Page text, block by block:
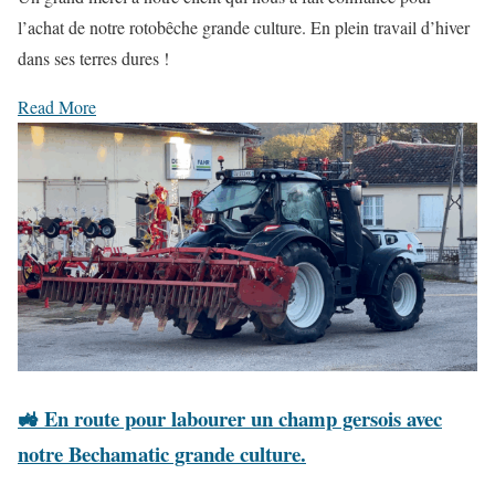
n
d
u
S
I
V
A
L
A
U
r
a
n
d
m
e
r
c
i
n
o
l’achat de notre rotobêche grande culture. En plein travail d’hiver
dans ses terres dures !
Read More
🚜 En route pour labourer un champ gersois avec
notre Bechamatic grande culture.